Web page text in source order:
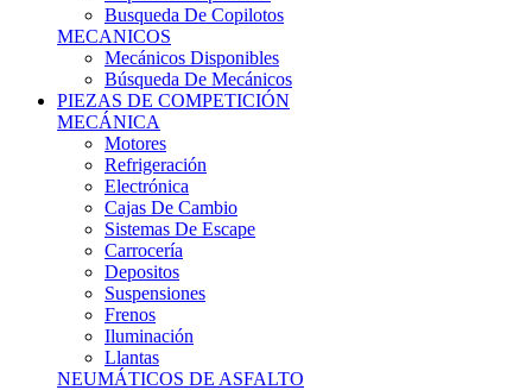
Iluminación
Llantas
NEUMÁTICOS DE ASFALTO
Asfalto 13 O Menos
Asfalto 14p
Asfalto 15p
Asfalto 16p
Asfalto 17p
Asfalto >= 18p
NEUMÁTICOS DE TIERRA
Tierra 13 O Menos
Tierra 14p
Tierra >= 15p
Offroad Y 4x4
OTROS NEUMÁTICOS
Otros Tipos De Neumáticos
HABITACULO
Asiento Baquet